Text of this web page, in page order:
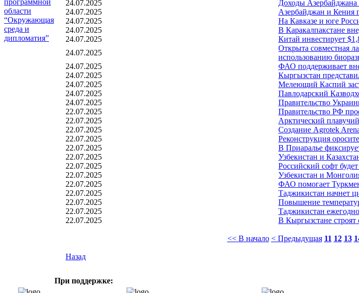
области
“Окружающая
среда и
дипломатия”
24.07.2025
Доходы Азербайджана
24.07.2025
Азербайджан и Кения
24.07.2025
На Кавказе и юге
24.07.2025
В Каракалпакстане
24.07.2025
Китай инвестирует
24.07.2025
Открыта совместная
использованию
24.07.2025
ФАО поддерживает
24.07.2025
Кыргызстан
24.07.2025
Мелеющий Каспий
24.07.2025
Павлодарский
24.07.2025
Правительство
22.07.2025
Правительство РФ
22.07.2025
Арктический
22.07.2025
Создание Agrotek
22.07.2025
Реконструкция
22.07.2025
В Приаралье
22.07.2025
Узбекистан и
22.07.2025
Российский софт
22.07.2025
Узбекистан и
22.07.2025
ФАО помогает
22.07.2025
Таджикистан начнет
22.07.2025
Повышение
22.07.2025
Таджикистан
22.07.2025
В Кыргызстане
<< В начало < Предыдущая 11 12 13
Назад
При поддержке: